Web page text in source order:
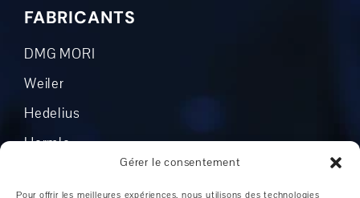
Gérer le consentement
Pour offrir les meilleures expériences, nous utilisons des technologies
FABRICANTS
DMG MORI
Weiler
Hedelius
Hermle